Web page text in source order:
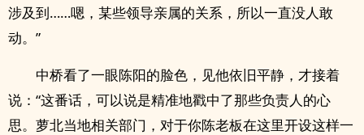
涉及到……嗯，某些领导亲属的关系，所以一直没人敢
动。”
中桥看了一眼陈阳的脸色，见他依旧平静，才接着
说：“这番话，可以说是精准地戳中了那些负责人的心
思。萝北当地相关部门，对于你陈老板在这里开设这样一